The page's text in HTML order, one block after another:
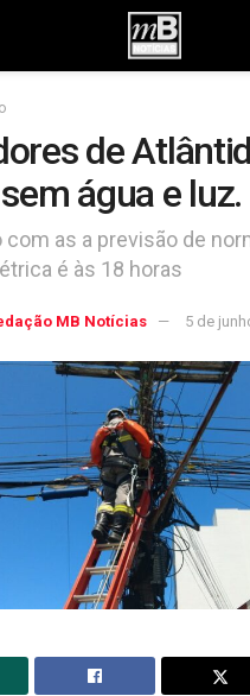
de
água e luz.
com as a previsão de
é às 18 horas
MB Notícias 5 de